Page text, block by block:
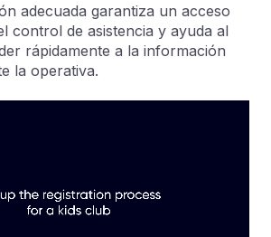
adecuada garantiza un acceso
control de asistencia y ayuda al
rápidamente a la información
la operativa.